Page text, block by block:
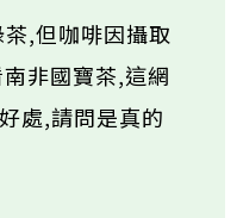
,但咖啡因攝取
非國寶茶,這網
處,請問是真的